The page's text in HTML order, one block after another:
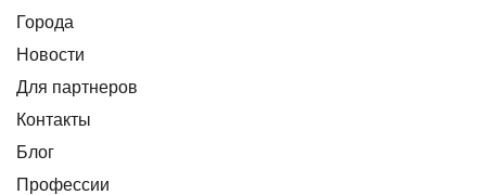
Города
Новости
Для партнеров
Контакты
Блог
Профессии